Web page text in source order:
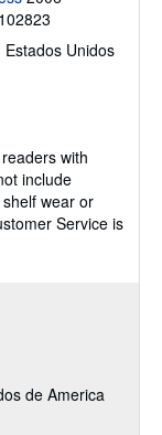
de America
Estados Unidos
with
include
wear or
Service is